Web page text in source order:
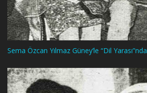
Sema Özcan Yılmaz Güney’le “Dil Yarası”nda